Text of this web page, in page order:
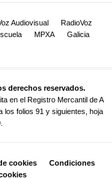
Audiovisual
RadioVoz
MPXA
Galicia
derechos reservados.
en el Registro Mercantil de A
los folios 91 y siguientes, hoja
cookies
Condiciones